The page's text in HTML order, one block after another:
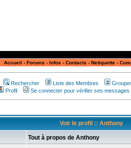
Accueil - Forums - Infos - Contacts - Netiquette-
Rechercher Liste des Membres
Profil
Se connecter pour vérifier ses messages
Voir le profil :: Anthony
Tout à propos de Anthony